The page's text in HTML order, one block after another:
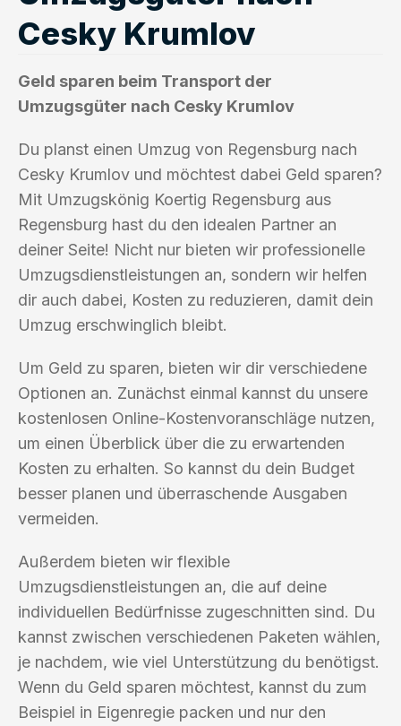
Cesky Krumlov
Geld sparen beim Transport der
Umzugsgüter nach Cesky Krumlov
Du planst einen Umzug von Regensburg nach
Cesky Krumlov und möchtest dabei Geld sparen?
Mit Umzugskönig Koertig Regensburg aus
Regensburg hast du den idealen Partner an
deiner Seite! Nicht nur bieten wir professionelle
Umzugsdienstleistungen an, sondern wir helfen
dir auch dabei, Kosten zu reduzieren, damit dein
Umzug erschwinglich bleibt.
Um Geld zu sparen, bieten wir dir verschiedene
Optionen an. Zunächst einmal kannst du unsere
kostenlosen Online-Kostenvoranschläge nutzen,
um einen Überblick über die zu erwartenden
Kosten zu erhalten. So kannst du dein Budget
besser planen und überraschende Ausgaben
vermeiden.
Außerdem bieten wir flexible
Umzugsdienstleistungen an, die auf deine
individuellen Bedürfnisse zugeschnitten sind. Du
kannst zwischen verschiedenen Paketen wählen,
je nachdem, wie viel Unterstützung du benötigst.
Wenn du Geld sparen möchtest, kannst du zum
Beispiel in Eigenregie packen und nur den